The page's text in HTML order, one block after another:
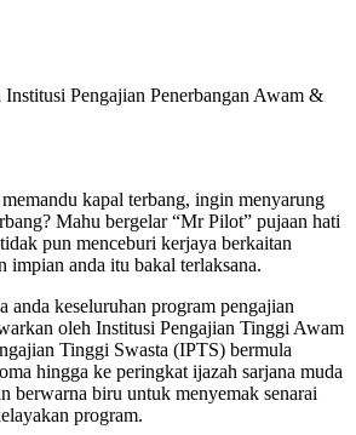
kapal terbang, ingin menyarung
Mahu bergelar “Mr Pilot” pujaan hati
pun menceburi kerjaya berkaitan
impian anda itu bakal terlaksana.
anda keseluruhan program pengajian
oleh Institusi Pengajian Tinggi Awam
Tinggi Swasta (IPTS) bermula
hingga ke peringkat ijazah sarjana muda
berwarna biru untuk menyemak senarai
program.